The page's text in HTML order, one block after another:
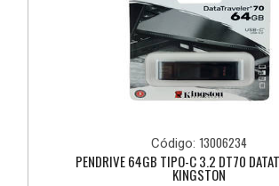
Código: 13006234
PENDRIVE 64GB TIPO-C 3.2 DT70
KINGSTON